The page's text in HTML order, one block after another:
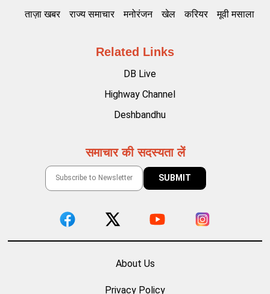
ताज़ा खबर राज्य समाचार मनोरंजन खेल करियर मूवी मसाला
Related Links
DB Live
Highway Channel
Deshbandhu
समाचार की सदस्यता लें
About Us
Privacy Policy